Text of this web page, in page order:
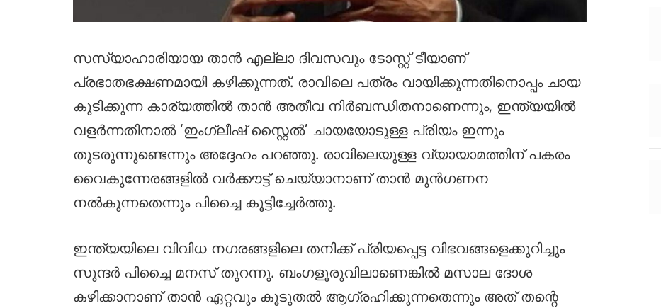
സസ്യാഹാരിയായ താൻ എല്ലാ ദിവസവും ടോസ്റ്റ് ടീയാണ്
പ്രഭാതഭക്ഷണമായി കഴിക്കുന്നത്. രാവിലെ പത്രം വായിക്കുന്നതിനൊപ്പം ചായ
കുടിക്കുന്ന കാര്യത്തിൽ താൻ അതീവ നിർബന്ധിതനാണെന്നും, ഇന്ത്യയിൽ
വളർന്നതിനാൽ ‘ഇംഗ്ലീഷ് സ്റ്റൈൽ’ ചായയോടുള്ള പ്രിയം ഇന്നും
തുടരുന്നുണ്ടെന്നും അദ്ദേഹം പറഞ്ഞു. രാവിലെയുള്ള വ്യായാമത്തിന് പകരം
വൈകുന്നേരങ്ങളിൽ വർക്കൗട്ട് ചെയ്യാനാണ് താൻ മുൻഗണന
നൽകുന്നതെന്നും പിച്ചൈ കൂട്ടിച്ചേർത്തു.
ഇന്ത്യയിലെ വിവിധ നഗരങ്ങളിലെ തനിക്ക് പ്രിയപ്പെട്ട വിഭവങ്ങളെക്കുറിച്ചും
സുന്ദർ പിച്ചൈ മനസ് തുറന്നു. ബംഗളൂരുവിലാണെങ്കിൽ മസാല ദോശ
കഴിക്കാനാണ് താൻ ഏറ്റവും കൂടുതൽ ആഗ്രഹിക്കുന്നതെന്നും അത് തന്റെ